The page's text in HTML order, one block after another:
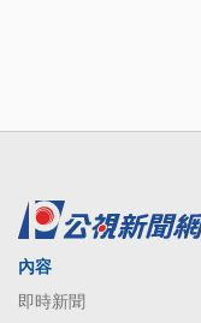
內容
即時新聞